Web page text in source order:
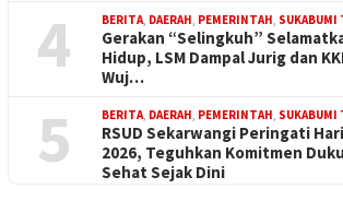
4 BERITA DAERAH PEMERINTAH SUKABUMI
Gerakan “Selingkuh”
Hidup, LSM Dampal Jurig dan
Wuj…
5 BERITA DAERAH PEMERINTAH SUKABUMI
RSUD Sekarwangi Peringati
2026, Teguhkan Komitmen
Sehat Sejak Dini